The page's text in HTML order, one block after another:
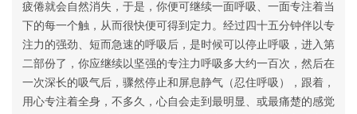
疲倦就会自然消失，于是，你便可继续一面呼吸、一面专注着当
下的每一个触，从而很快便可得到定力。经过四十五分钟伴以专
注力的强劲、短而急速的呼吸后，是时候可以停止呼吸，进入第
二部份了，你应继续以坚强的专注力呼吸多大约一百次，然后在
一次深长的吸气后，骤然停止和屏息静气（忍住呼吸），跟着，
用心专注着全身，不多久，心自会走到最明显、或最痛楚的感觉